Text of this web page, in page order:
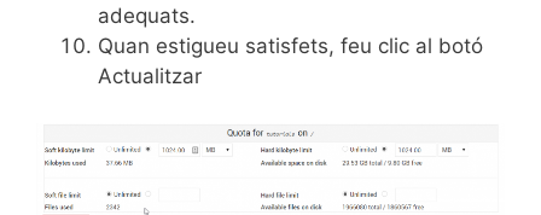
adequats.
Quan estigueu satisfets, feu clic al botó
Actualitzar